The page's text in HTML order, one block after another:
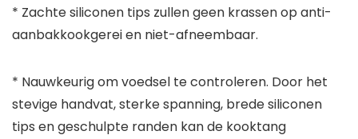
* Zachte siliconen tips zullen geen krassen op anti-
aanbakkookgerei en niet-afneembaar.
* Nauwkeurig om voedsel te controleren. Door het
stevige handvat, sterke spanning, brede siliconen
tips en geschulpte randen kan de kooktang